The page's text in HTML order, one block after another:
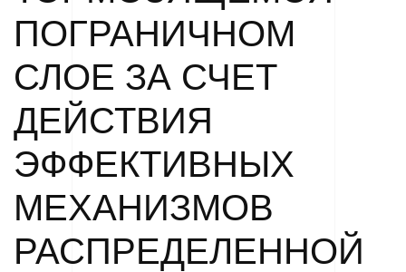
ПОГРАНИЧНОМ
СЛОЕ ЗА СЧЕТ
ДЕЙСТВИЯ
ЭФФЕКТИВНЫХ
МЕХАНИЗМОВ
РАСПРЕДЕЛЕННОЙ